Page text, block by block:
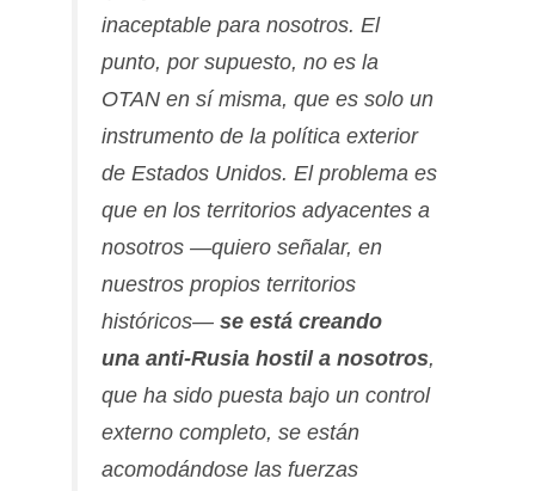
inaceptable para nosotros. El
punto, por supuesto, no es la
OTAN en sí misma, que es solo un
instrumento de la política exterior
de Estados Unidos. El problema es
que en los territorios adyacentes a
nosotros —quiero señalar, en
nuestros propios territorios
históricos— se está creando
una anti-Rusia hostil a nosotros,
que ha sido puesta bajo un control
externo completo, se están
acomodándose las fuerzas